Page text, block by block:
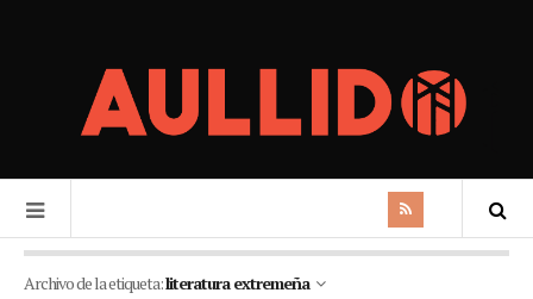
Archivo de la etiqueta:literatura extremeña